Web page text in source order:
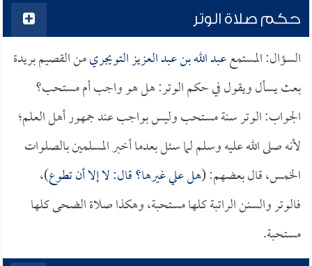
حكم صلاة الوتر
السؤال: المستمععبد الله بن عبد العزيز التويجريمن القصيم بريدة
بعث يسأل ويقول في حكم الوتر: هل هو واجب أم مستحب؟
الجواب: الوتر سنة مستحب وليس بواجب عند جمهور أهل العلم؛
لأنه صلى الله عليه وسلم لما سئل بعدما أخبر المسلمين بالصلوات
الخمس، قال بعضهم: (هل علي غيرها؟ قال: لا إلا أن تطوع)،
فالوتر والسنن الراتبة كلها مستحبة، وهكذا صلاة الضحى كلها
مستحبة.